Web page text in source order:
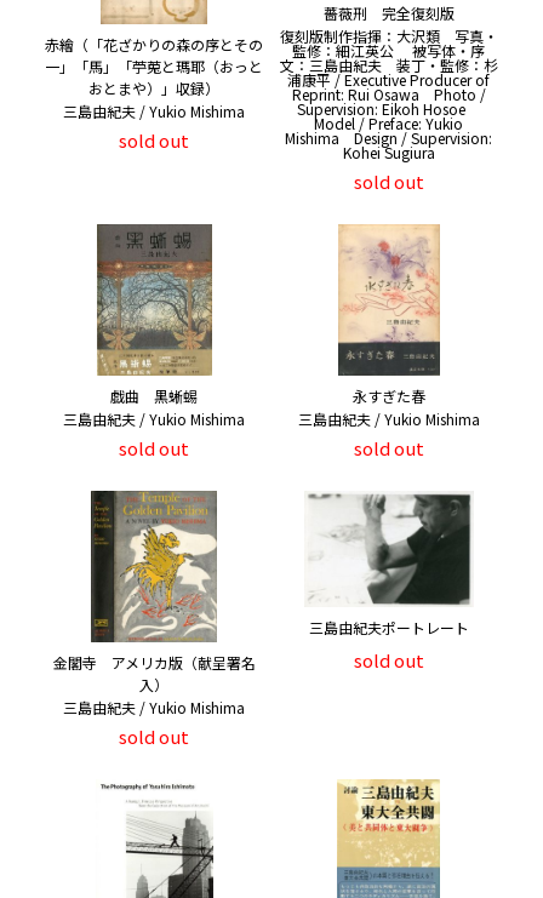
赤繪（「花ざかりの森の序とその
一」「馬」「苧莵と瑪耶（おっと
おとまや）」収録）
三島由紀夫 / Yukio Mishima
sold out
薔薇刑 完全復刻版
復刻版制作指揮：大沢類 写真・
監修：細江英公 被写体・序
文：三島由紀夫 装丁・監修：杉
浦康平 / Executive Producer of
Reprint: Rui Osawa Photo /
Supervision: Eikoh Hosoe
Model / Preface: Yukio
Mishima Design / Supervision:
Kohei Sugiura
sold out
戯曲 黒蜥蜴
三島由紀夫 / Yukio Mishima
sold out
永すぎた春
三島由紀夫 / Yukio Mishima
sold out
金閣寺 アメリカ版（献呈署名
入）
三島由紀夫 / Yukio Mishima
sold out
三島由紀夫ポートレート
sold out